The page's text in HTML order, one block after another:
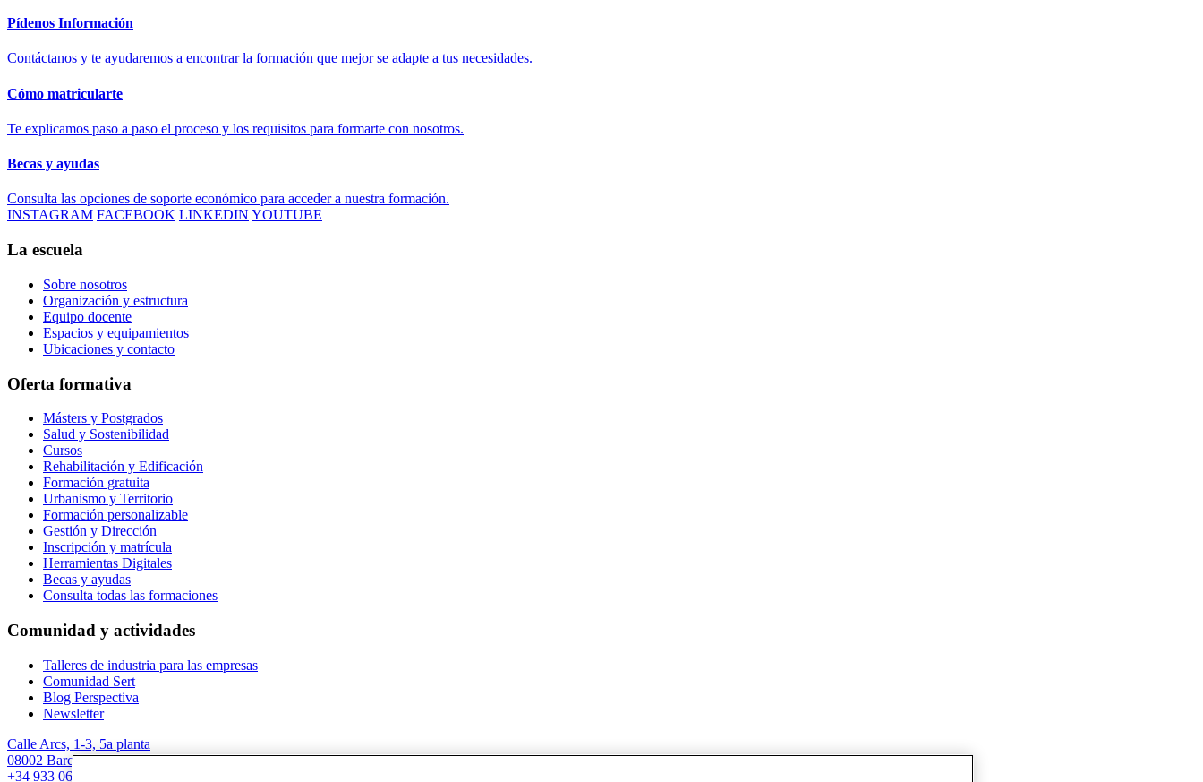
Pídenos Información
Contáctanos y te ayudaremos a encontrar la formación que mejor se adapte a tus necesidades.
Cómo matricularte
Te explicamos paso a paso el proceso y los requisitos para formarte con nosotros.
Becas y ayudas
Consulta las opciones de soporte económico para acceder a nuestra formación.
INSTAGRAM FACEBOOK LINKEDIN YOUTUBE
La escuela
Sobre nosotros
Organización y estructura
Equipo docente
Espacios y equipamientos
Ubicaciones y contacto
Oferta formativa
Másters y Postgrados
Salud y Sostenibilidad
Cursos
Rehabilitación y Edificación
Formación gratuita
Urbanismo y Territorio
Formación personalizable
Gestión y Dirección
Inscripción y matrícula
Herramientas Digitales
Becas y ayudas
Consulta todas las formaciones
Comunidad y actividades
Talleres de industria para las empresas
Comunidad Sert
Blog Perspectiva
Newsletter
Calle Arcs, 1-3, 5a planta
08002 Barcelona
+34 933 067 844